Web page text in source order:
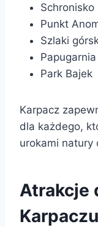
Schronisko
Punkt
Szlaki
Park Bajek
Karpacz
dla każdego,
urokami natury
Atrakcje